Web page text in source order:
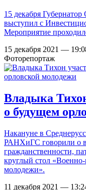
15 декабря
выступил с
Мероприятие
15 декабря 2021 —
Фоторепортаж
Владыка
о будущем
Накануне в
РАНХиГС говорили о
гражданственности,
круглый стол
молодежи».
11 декабря 2021 —